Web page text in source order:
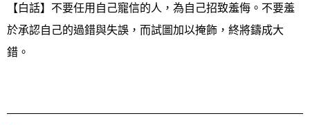
【白話】不要任用自己寵信的人，為自己招致羞侮。不要羞
於承認自己的過錯與失誤，而試圖加以掩飾，終將鑄成大
錯。